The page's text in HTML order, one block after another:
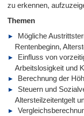
zu erkennen,
Themen
Mögliche
Rentenbeginn,
Einfluss von
Arbeitslosigkeit und
Berechnung der
Steuern und
Altersteilzeitentgelt